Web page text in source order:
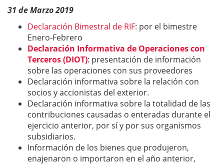
31 de Marzo2019
Declaración Bimestral de RIF: por el bimestre
Enero-Febrero
Declaración Informativa de Operaciones con
Terceros (DIOT): presentación de información
sobre las operaciones con sus proveedores
Declaración informativa sobre la relación con
socios y accionistas del exterior.
Declaración informativa sobre la totalidad de las
contribuciones causadas o enteradas durante el
ejercicio anterior, por sí y por sus organismos
subsidiarios.
Información de los bienes que produjeron,
enajenaron o importaron en el año anterior,